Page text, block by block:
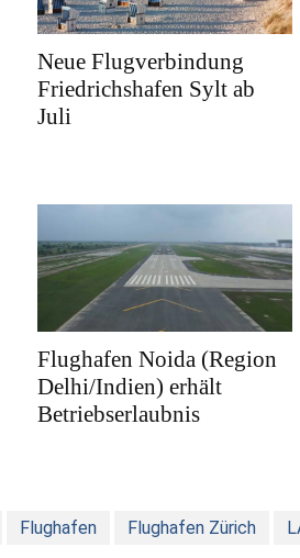
Neue Flugverbindung
Friedrichshafen Sylt ab
Juli
Flughafen Noida (Region
Delhi/Indien) erhält
Betriebserlaubnis
Flughafen Flughafen Zürich